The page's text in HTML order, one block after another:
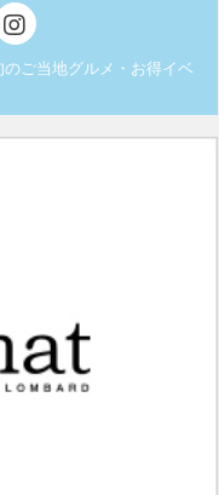
ご当地グルメ・お得イベ